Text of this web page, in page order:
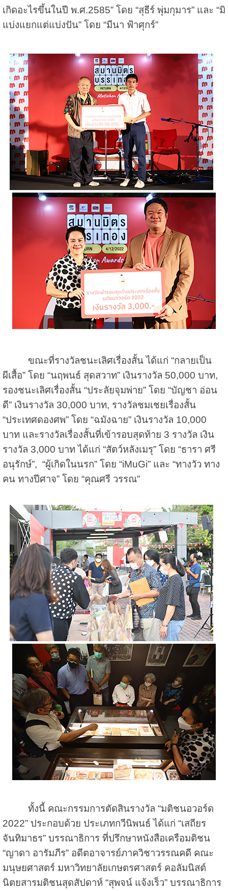
เกิดอะไรขึ้นในปี พ.ศ.2585” โดย “สุธีร์ พุ่มกุมาร” และ “มิ
แบ่งแยกแต่แบ่งปัน” โดย “มีนา ฟ้าศุกร์”
ขณะที่รางวัลชนะเลิศเรื่องสั้น ได้แก่ “กลายเป็น
ผีเสื้อ” โดย “นฤพนธ์ สุดสวาท” เงินรางวัล 50,000 บาท,
รองชนะเลิศเรื่องสั้น “ประลัยจุมพ่าย” โดย “บัญชา อ่อน
ดี” เงินรางวัล 30,000 บาท, รางวัลชมเชยเรื่องสั้น
“ประเทศดองศพ” โดย “ฉมังฉาย” เงินรางวัล 10,000
บาท และรางวัลเรื่องสั้นที่เข้ารอบสุดท้าย 3 รางวัล เงิน
รางวัล 3,000 บาท ได้แก่ “สัตว์หลังเมรุ” โดย “ธารา ศรี
อนุรักษ์”, “ผู้เกิดในนรก” โดย “iMuGi” และ “ทางวัว ทาง
คน ทางปีศาจ” โดย “คุณศรี วรรณ”
ทั้งนี้ คณะกรรมการตัดสินรางวัล “มติชนอวอร์ด
2022” ประกอบด้วย ประเภทกวีนิพนธ์ ได้แก่ “เสถียร
จันทิมาธร” บรรณาธิการ ที่ปรึกษาหนังสือเครือมติชน
“ญาดา อารัมภีร” อดีตอาจารย์ภาควิชาวรรณคดี คณะ
มนุษยศาสตร์ มหาวิทยาลัยเกษตรศาสตร์ คอลัมนิสต์
นิตยสารมติชนสุดสัปดาห์ “สุพจน์ แจ้งเร็ว” บรรณาธิการ